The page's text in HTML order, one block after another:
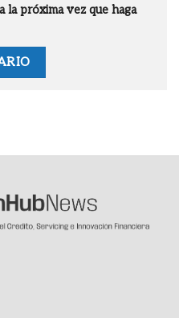
la próxima vez que haga